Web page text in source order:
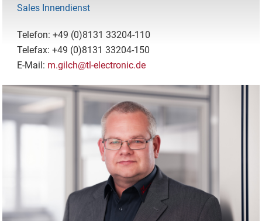
Sales Innendienst
Telefon: +49 (0)8131 33204-110
Telefax: +49 (0)8131 33204-150
E-Mail: m.gilch@tl-electronic.de